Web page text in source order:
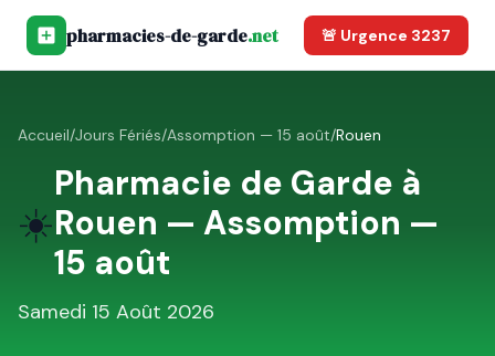
pharmacies-de-garde.net 🚨 Urgence 3237
Accueil/Jours Fériés/Assomption — 15 août/Rouen
☀️
Pharmacie de Garde à
Rouen — Assomption —
15 août
Samedi 15 Août 2026